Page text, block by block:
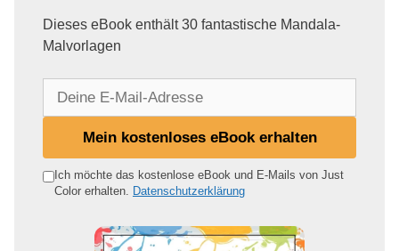
Dieses eBook enthält 30 fantastische Mandala-
Malvorlagen
e
Mein kostenloses eBook erhalten
Ich möchte das kostenlose eBook und E-Mails von Just
Color erhalten. Datenschutzerklärung